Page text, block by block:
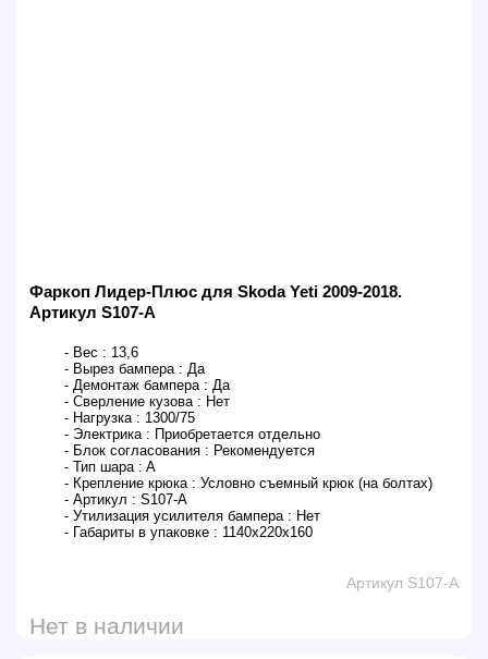
Фаркоп Лидер-Плюс для Skoda Yeti 2009-2018.
Артикул S107-A
- Вес : 13,6
- Вырез бампера : Да
- Демонтаж бампера : Да
- Сверление кузова : Нет
- Нагрузка : 1300/75
- Электрика : Приобретается отдельно
- Блок согласования : Рекомендуется
- Тип шара : A
- Крепление крюка : Условно съемный крюк (на болтах)
- Артикул : S107-A
- Утилизация усилителя бампера : Нет
- Габариты в упаковке : 1140x220x160
Артикул S107-A
Нет в наличии